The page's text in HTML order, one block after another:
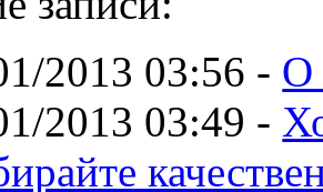
2013 03:56 - О
2013 03:49 -